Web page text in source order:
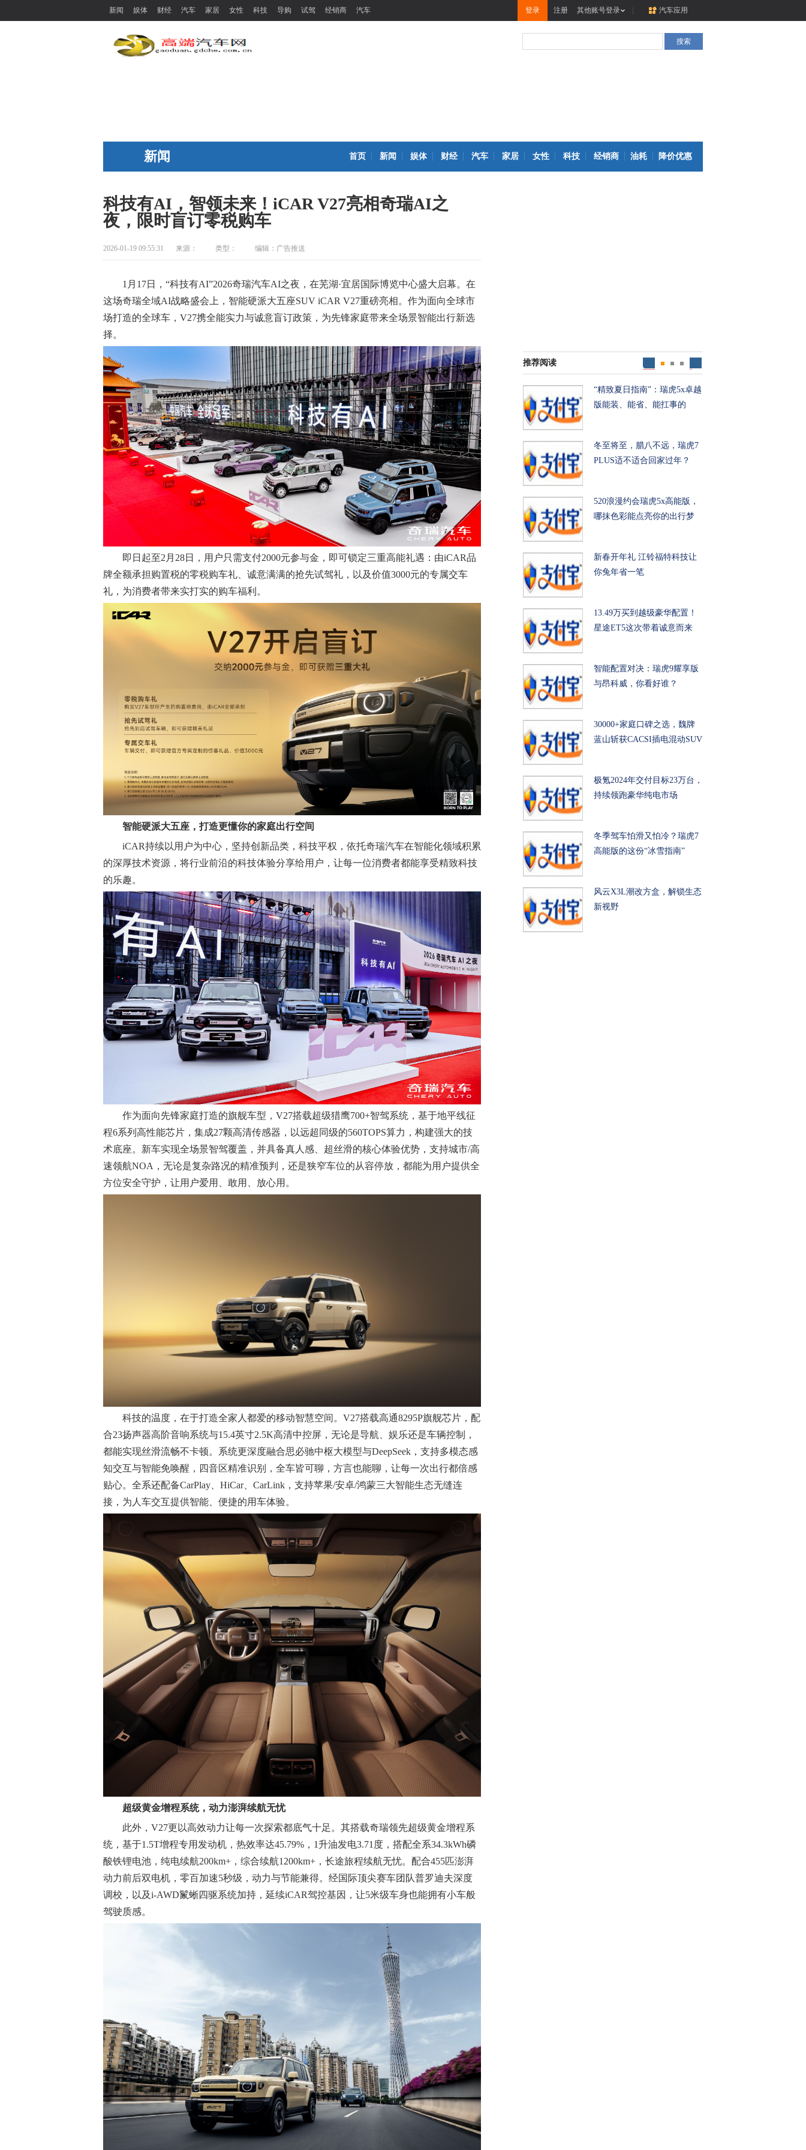
新闻 娱体 财经 汽车 家居 女性 科技 导购 试驾 经销商 汽车 汽车应用
登录 注册 其他账号登录
新闻 首页 新闻 娱体 财经 汽车 家居 女性 科技 经销商 油耗 降价优惠
科技有AI，智领未来！iCAR V27亮相奇瑞AI之
夜，限时盲订零税购车
2026-01-19 09:55:31 来源： 类型： 编辑：广告推送
1月17日，“科技有AI”2026奇瑞汽车AI之夜，在芜湖·宜居国际博览中心盛大启幕。在
这场奇瑞全域AI战略盛会上，智能硬派大五座SUV iCAR V27重磅亮相。作为面向全球市
场打造的全球车，V27携全能实力与诚意盲订政策，为先锋家庭带来全场景智能出行新选
择。
即日起至2月28日，用户只需支付2000元参与金，即可锁定三重高能礼遇：由iCAR品
牌全额承担购置税的零税购车礼、诚意满满的抢先试驾礼，以及价值3000元的专属交车
礼，为消费者带来实打实的购车福利。
智能硬派大五座，打造更懂你的家庭出行空间
iCAR持续以用户为中心，坚持创新品类，科技平权，依托奇瑞汽车在智能化领域积累
的深厚技术资源，将行业前沿的科技体验分享给用户，让每一位消费者都能享受精致科技
的乐趣。
作为面向先锋家庭打造的旗舰车型，V27搭载超级猎鹰700+智驾系统，基于地平线征
程6系列高性能芯片，集成27颗高清传感器，以远超同级的560TOPS算力，构建强大的技
术底座。新车实现全场景智驾覆盖，并具备真人感、超丝滑的核心体验优势，支持城市/高
速领航NOA，无论是复杂路况的精准预判，还是狭窄车位的从容停放，都能为用户提供全
方位安全守护，让用户爱用、敢用、放心用。
科技的温度，在于打造全家人都爱的移动智慧空间。V27搭载高通8295P旗舰芯片，配
合23扬声器高阶音响系统与15.4英寸2.5K高清中控屏，无论是导航、娱乐还是车辆控制，
都能实现丝滑流畅不卡顿。系统更深度融合思必驰中枢大模型与DeepSeek，支持多模态感
知交互与智能免唤醒，四音区精准识别，全车皆可聊，方言也能聊，让每一次出行都倍感
贴心。全系还配备CarPlay、HiCar、CarLink，支持苹果/安卓/鸿蒙三大智能生态无缝连
接，为人车交互提供智能、便捷的用车体验。
超级黄金增程系统，动力澎湃续航无忧
此外，V27更以高效动力让每一次探索都底气十足。其搭载奇瑞领先超级黄金增程系
统，基于1.5T增程专用发动机，热效率达45.79%，1升油发电3.71度，搭配全系34.3kWh磷
酸铁锂电池，纯电续航200km+，综合续航1200km+，长途旅程续航无忧。配合455匹澎湃
动力前后双电机，零百加速5秒级，动力与节能兼得。经国际顶尖赛车团队普罗迪夫深度
调校，以及i-AWD鬣蜥四驱系统加持，延续iCAR驾控基因，让5米级车身也能拥有小车般
驾驶质感。
推荐阅读
“精致夏日指南”：瑞虎5x卓越
版能装、能省、能扛事的
冬至将至，腊八不远，瑞虎7
PLUS适不适合回家过年？
520浪漫约会瑞虎5x高能版，
哪抹色彩能点亮你的出行梦
新春开年礼 江铃福特科技让
你兔年省一笔
13.49万买到越级豪华配置！
星途ET5这次带着诚意而来
智能配置对决：瑞虎9耀享版
与昂科威，你看好谁？
30000+家庭口碑之选，魏牌
蓝山斩获CACSI插电混动SUV
极氪2024年交付目标23万台，
持续领跑豪华纯电市场
冬季驾车怕滑又怕冷？瑞虎7
高能版的这份“冰雪指南”
风云X3L潮改方盒，解锁生态
新视野